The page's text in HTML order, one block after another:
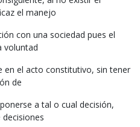
el manejo
con una sociedad pues el
voluntad
en el acto constitutivo, sin tener
de
a tal o cual decisión,